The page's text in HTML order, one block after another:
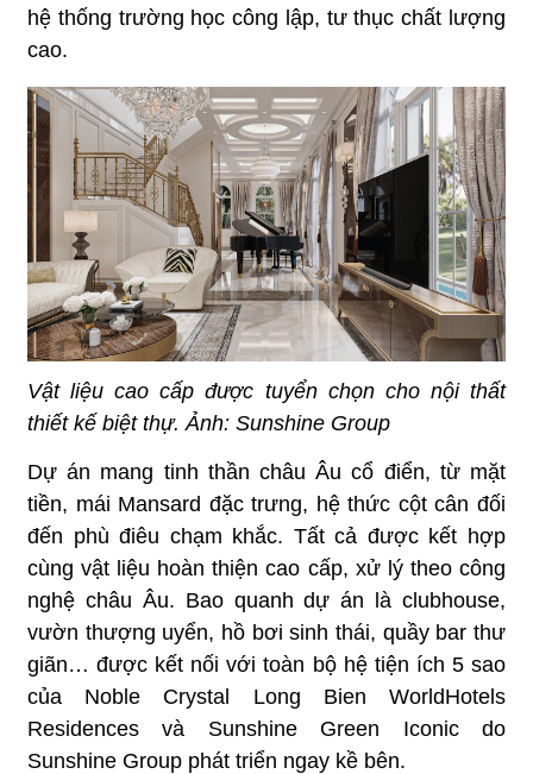
hệ thống trường học công lập, tư thục chất lượng
cao.
Vật liệu cao cấp được tuyển chọn cho nội thất
thiết kế biệt thự. Ảnh: Sunshine Group
Dự án mang tinh thần châu Âu cổ điển, từ mặt
tiền, mái Mansard đặc trưng, hệ thức cột cân đối
đến phù điêu chạm khắc. Tất cả được kết hợp
cùng vật liệu hoàn thiện cao cấp, xử lý theo công
nghệ châu Âu. Bao quanh dự án là clubhouse,
vườn thượng uyển, hồ bơi sinh thái, quầy bar thư
giãn… được kết nối với toàn bộ hệ tiện ích 5 sao
của Noble Crystal Long Bien WorldHotels
Residences và Sunshine Green Iconic do
Sunshine Group phát triển ngay kề bên.